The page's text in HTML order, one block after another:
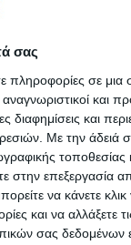
σας
πληροφορίες σε
και
και
Με την άδειά
τοποθεσίας
στην επεξεργασία
να κάνετε κλικ
και να αλλάξετε
σας δεδομένων
τον
να
εγκριθεί,
αλλά
8 και άρθρο 7
να
κατηγορίες: 1.